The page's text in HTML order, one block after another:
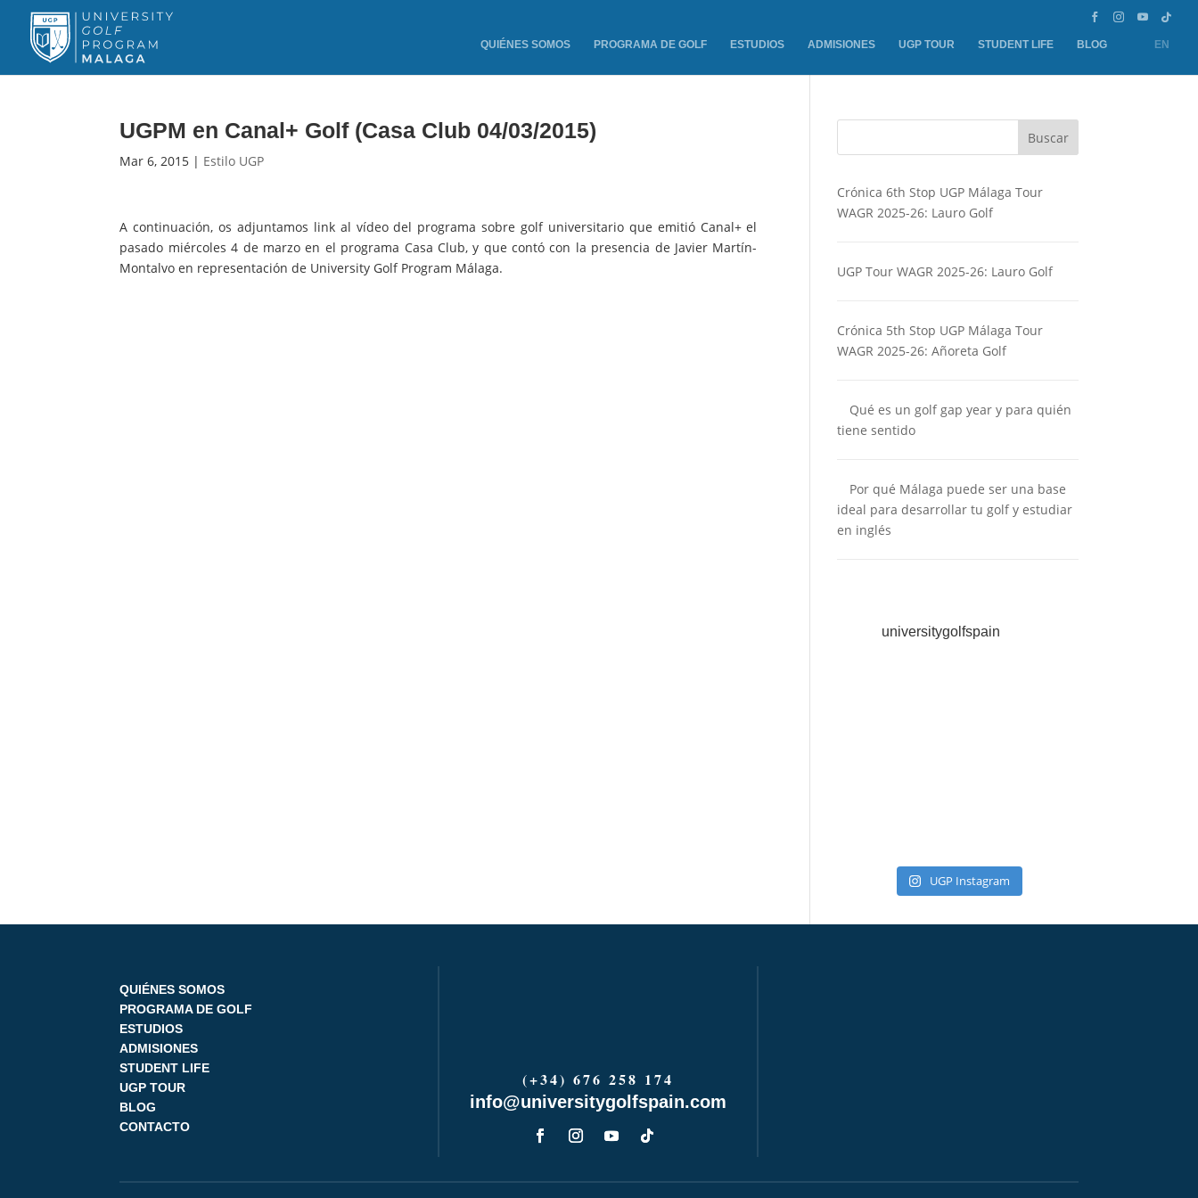
QUIÉNES SOMOS PROGRAMA DE GOLF ESTUDIOS ADMISIONES UGP TOUR STUDENT LIFE BLOG EN
UGPM en Canal+ Golf (Casa Club 04/03/2015)
Mar 6, 2015 | Estilo UGP
A continuación, os adjuntamos link al vídeo del programa sobre golf universitario que emitió Canal+ el
pasado miércoles 4 de marzo en el programa Casa Club, y que contó con la presencia de Javier Martín-
Montalvo en representación de University Golf Program Málaga.
Buscar
Crónica 6th Stop UGP Málaga Tour
WAGR 2025-26: Lauro Golf
UGP Tour WAGR 2025-26: Lauro Golf
Crónica 5th Stop UGP Málaga Tour
WAGR 2025-26: Añoreta Golf
Qué es un golf gap year y para quién
tiene sentido
Por qué Málaga puede ser una base
ideal para desarrollar tu golf y estudiar
en inglés
universitygolfspain
UGP Instagram
QUIÉNES SOMOS
PROGRAMA DE GOLF
ESTUDIOS
ADMISIONES
STUDENT LIFE
UGP TOUR
BLOG
CONTACTO
(+34) 676 258 174
info@universitygolfspain.com